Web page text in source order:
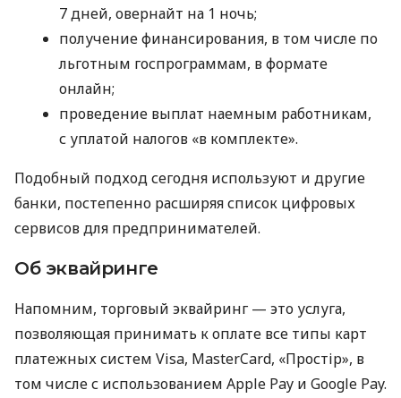
7 дней, овернайт на 1 ночь;
получение финансирования, в том числе по
льготным госпрограммам, в формате
онлайн;
проведение выплат наемным работникам,
с уплатой налогов «в комплекте».
Подобный подход сегодня используют и другие
банки, постепенно расширяя список цифровых
сервисов для предпринимателей.
Об эквайринге
Напомним, торговый эквайринг — это услуга,
позволяющая принимать к оплате все типы карт
платежных систем Visa, MasterCard, «Простір», в
том числе с использованием Apple Pay и Google Pay.